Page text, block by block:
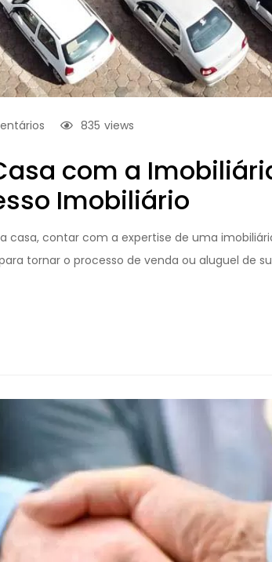
views
835
com a
Imobiliário
casa, contar com a expertise de uma
tornar o processo de venda ou aluguel de